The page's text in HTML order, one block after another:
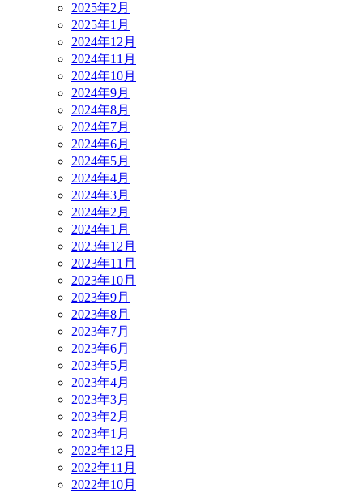
2025年2月
2025年1月
2024年12月
2024年11月
2024年10月
2024年9月
2024年8月
2024年7月
2024年6月
2024年5月
2024年4月
2024年3月
2024年2月
2024年1月
2023年12月
2023年11月
2023年10月
2023年9月
2023年8月
2023年7月
2023年6月
2023年5月
2023年4月
2023年3月
2023年2月
2023年1月
2022年12月
2022年11月
2022年10月